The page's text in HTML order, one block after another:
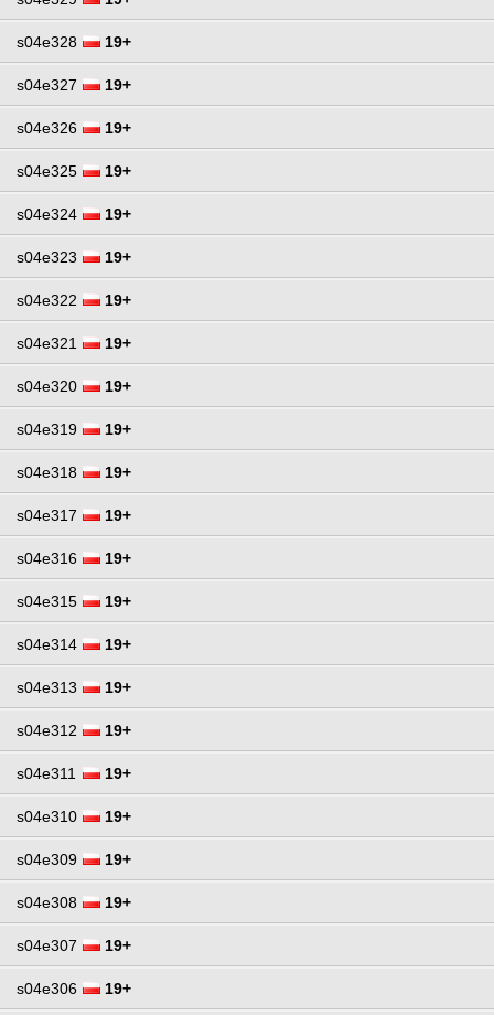
s04e328 19+
s04e327 19+
s04e326 19+
s04e325 19+
s04e324 19+
s04e323 19+
s04e322 19+
s04e321 19+
s04e320 19+
s04e319 19+
s04e318 19+
s04e317 19+
s04e316 19+
s04e315 19+
s04e314 19+
s04e313 19+
s04e312 19+
s04e311 19+
s04e310 19+
s04e309 19+
s04e308 19+
s04e307 19+
s04e306 19+